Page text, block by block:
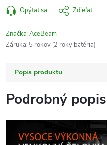
Opýtať sa Zdieľať
Značka:AceBeam
Záruka: 5 rokov (2 roky batéria)
Popis produktu
Podrobný popis